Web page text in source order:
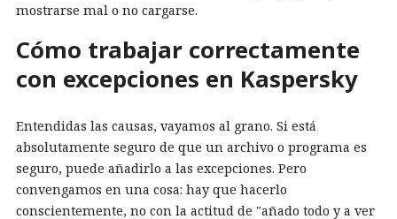
mostrarse mal o no cargarse.
Cómo trabajar correctamente
con excepciones en Kaspersky
Entendidas las causas, vayamos al grano. Si está
absolutamente seguro de que un archivo o programa es
seguro, puede añadirlo a las excepciones. Pero
convengamos en una cosa: hay que hacerlo
conscientemente, no con la actitud de "añado todo y a ver